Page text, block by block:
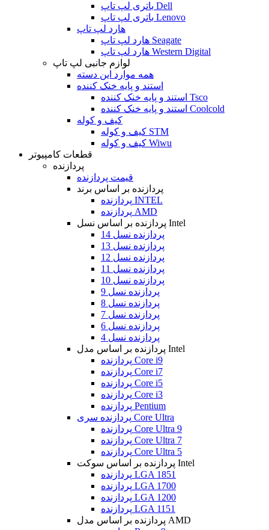
باتری لپ تاپ Dell
باتری لپ تاپ Lenovo
هارد لپ تاپ
هارد لپ تاپ Seagate
هارد لپ تاپ Western Digital
لوازم جانبی لپ تاپ
همه موارد این دسته
استند و پایه خنک کننده
استند و پایه خنک کننده Tsco
استند و پایه خنک کننده Coolcold
کیف و کوله
کیف و کوله STM
کیف و کوله Wiwu
قطعات کامپیوتر
پردازنده
قیمت پردازنده
پردازنده بر اساس برند
پردازنده INTEL
پردازنده AMD
پردازنده بر اساس نسل Intel
پردازنده نسل 14
پردازنده نسل 13
پردازنده نسل 12
پردازنده نسل 11
پردازنده نسل 10
پردازنده نسل 9
پردازنده نسل 8
پردازنده نسل 7
پردازنده نسل 6
پردازنده نسل 4
پردازنده بر اساس مدل Intel
پردازنده Core i9
پردازنده Core i7
پردازنده Core i5
پردازنده Core i3
پردازنده Pentium
پردازنده سری Core Ultra
پردازنده Core Ultra 9
پردازنده Core Ultra 7
پردازنده Core Ultra 5
پردازنده بر اساس سوکت Intel
پردازنده LGA 1851
پردازنده LGA 1700
پردازنده LGA 1200
پردازنده LGA 1151
پردازنده بر اساس مدل AMD